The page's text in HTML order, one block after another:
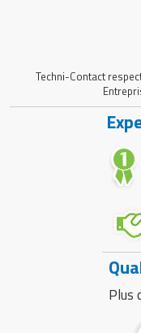
Techni-Contact
Plus